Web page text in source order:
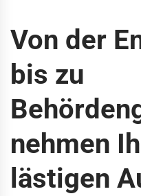
Von der
bis zu
nehmen
lästigen